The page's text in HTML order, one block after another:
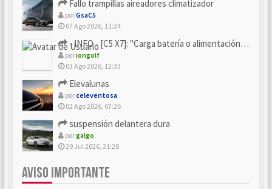
Fallo trampillas aireadores climatizador
porGsaC5
07 Ago 2026, 11:24
- INFO - [C5 X7]: "Carga batería o alimentación eléctri...
poriongolf
03 Ago 2026, 12:33
Elevalunas
porceleventosa
02 Ago 2026, 07:26
suspensión delantera dura
porgalgo
29 Jul 2026, 21:28
AVISO IMPORTANTE